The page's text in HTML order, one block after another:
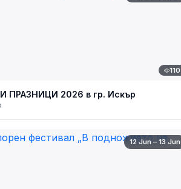
110
ПРАЗНИЦИ 2026 в гр. Искър
12 Jun – 13 Jun